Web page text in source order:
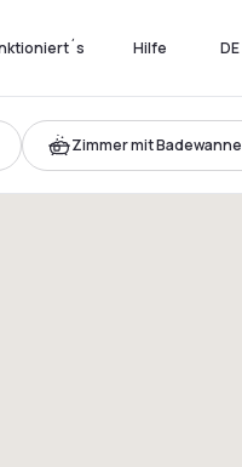
Hilfe DE
Zimmer mit Badewanne